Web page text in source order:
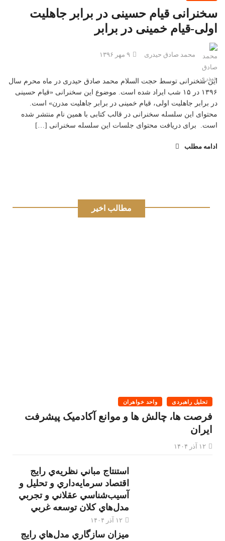
سخنرانی قیام حسینی در برابر جاهلیت
اولی-قیام خمینی در برابر
محمد صادق حیدری
این سخنرانی توسط حجت السلام محمد صادق حیدری در ماه محرم سال
۱۳۹۶ در ۱۵ شب ایراد شده است. موضوع این سخنرانی «قیام حسینی
در برابر جاهلیت اولی، قیام خمینی در برابر جاهلیت مدرن» است.
محتوای این سلسله سخنرانی در قالب کتابی با همین نام منتشر شده
است. برای دریافت محتوای جلسات این سلسله سخنرانی […]
ادامه مطلب
مطالب اخیر
تحلیل راهبردی واحد خواهران
فرصت ها، چالش ها و موانع آکادمیک پیشرفت
ایران
استنتاج مباني نظريه‌ي رايج
اقتصاد سرمايه‌داري و تحليل و
آسيب‌شناسي عقلاني و تجربي
مدل‌هاي كلان توسعه غربي
۱۲ آذر ۱۴۰۴
ميزان سازگاري مدل‌هاي رايج